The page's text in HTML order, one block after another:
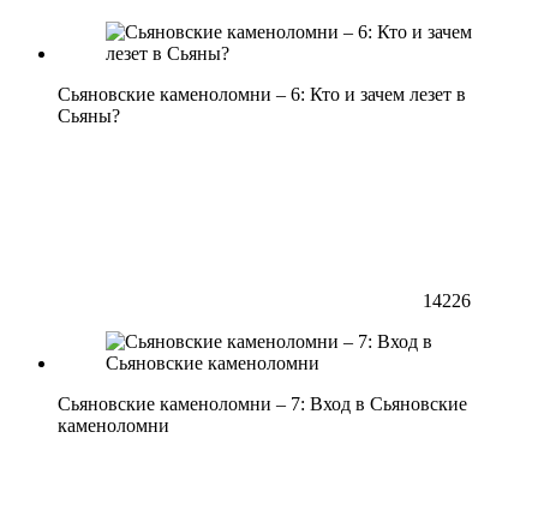
Сьяновские каменоломни – 6: Кто и зачем лезет в
Сьяны?
14226
Сьяновские каменоломни – 7: Вход в Сьяновские
каменоломни